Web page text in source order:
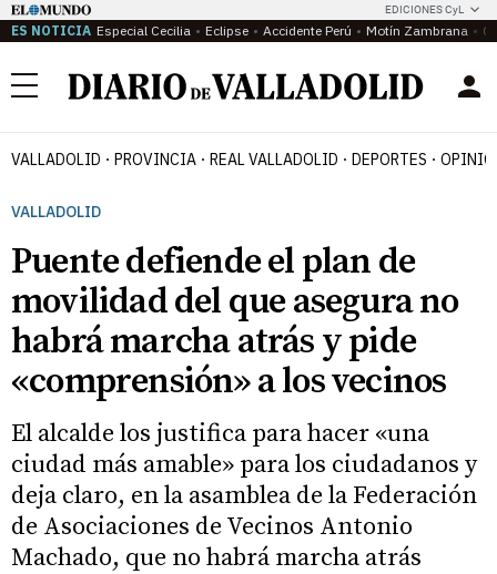
EDICIONES CyL
ES NOTICIA Especial Cecilia Eclipse Accidente Perú Motín Zambrana
Menú
VALLADOLID PROVINCIA REAL VALLADOLID DEPORTES
VALLADOLID
Puente defiende el plan de
movilidad del que asegura no
habrá marcha atrás y pide
«comprensión» a los vecinos
El alcalde los justifica para hacer «una
ciudad más amable» para los ciudadanos y
deja claro, en la asamblea de la Federación
de Asociaciones de Vecinos Antonio
Machado, que no habrá marcha atrás